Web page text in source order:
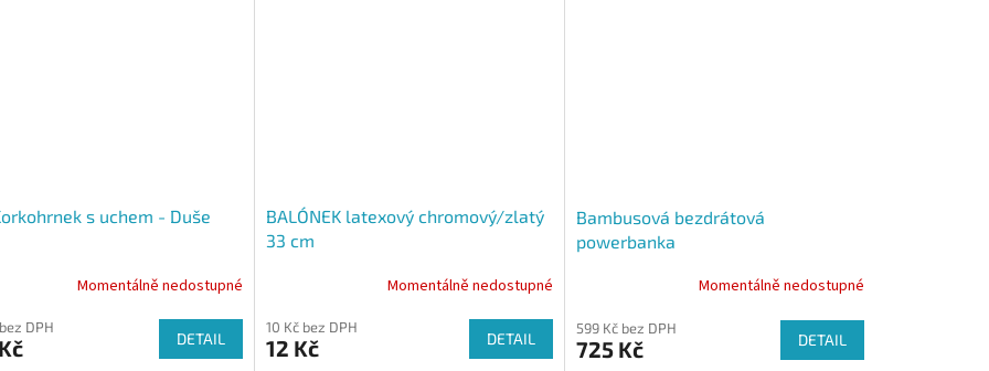
s uchem - Duše
Momentálně nedostupné
DPH
DETAIL
BALÓNEK latexový chromový/zlatý
33 cm
Momentálně nedostupné
10 Kč bez DPH
12 Kč DETAIL
Bambusová bezdrátová
powerbanka
Momentálně nedostupné
599 Kč bez DPH
725 Kč DETAIL